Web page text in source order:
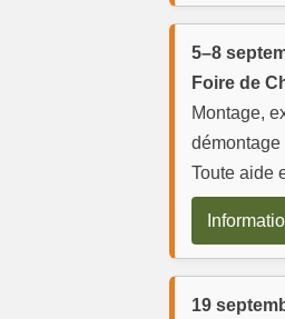
5–8
Foire de
Montage,
démontage
Toute aide
19